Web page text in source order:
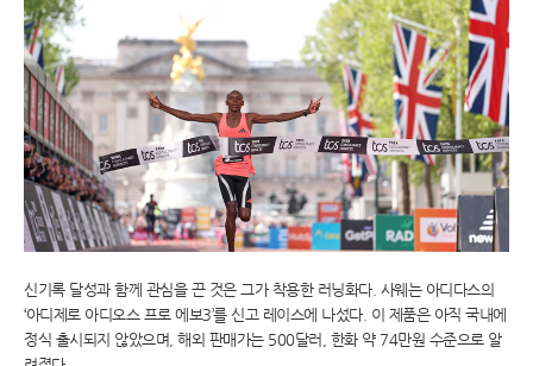
신기록 달성과 함께 관심을 끈 것은 그가 착용한 러닝화다. 사웨는 아디다스의
‘아디제로 아디오스 프로 에보3’를 신고 레이스에 나섰다. 이 제품은 아직 국내에
정식 출시되지 않았으며, 해외 판매가는 500달러, 한화 약 74만원 수준으로 알